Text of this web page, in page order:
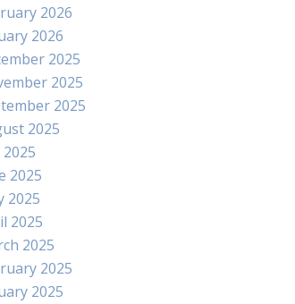
2026
2026
2025
2025
2025
2025
2025
2025
2025
2025
2025
2025
2025